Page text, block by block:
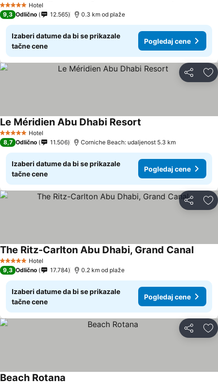
5 ZvezdiceHotel
Pogledaj cene
9,3 Odlično 12.565 0.3 km od plaže
Izaberi datume da bi se prikazale
tačne cene
Pogledaj cene
Deli
5 ZvezdiceHotel
Le Méridien Abu Dhabi Resort
8,7 Odlično 11.506 Corniche Beach: udaljenost 5.3 km
Izaberi datume da bi se prikazale
tačne cene
Pogledaj cene
Deli
5 ZvezdiceHotel
The Ritz-Carlton Abu Dhabi, Grand Canal
9,3 Odlično 17.784 0.2 km od plaže
Izaberi datume da bi se prikazale
tačne cene
Pogledaj cene
Deli
Beach Rotana